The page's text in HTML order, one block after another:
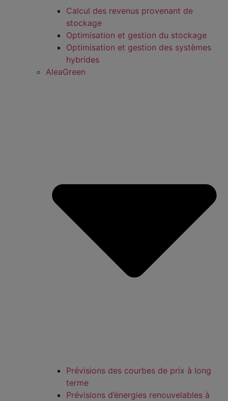
Calcul des revenus provenant de
stockage
Optimisation et gestion du stockage
Optimisation et gestion des systèmes
hybrides
AleaGreen
Prévisions des courbes de prix à long
terme
Prévisions d’énergies renouvelables à